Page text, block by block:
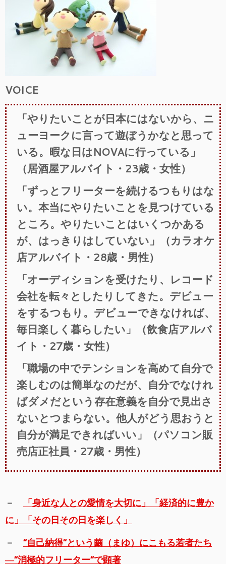
VOICE
「やりたいことが日本にはないから、ニ
ューヨークに言って遊ぼうかなと思って
いる。暇な日はNOVAに行っている」
（居酒屋アルバイト・23歳・女性）
「ずっとフリーターを続けるつもりはな
い。本当にやりたいことを見つけている
ところ。やりたいことはいくつかある
が、はっきりはしていない」（カラオケ
店アルバイト・28歳・男性）
「オーディションを受けたり、レコード
会社を転々としたりしてきた。デビュー
をするつもり。デビューできなければ、
毎日楽しく暮らしたい」（飲食店アルバ
イト・27歳・女性）
「職場の中でテンションを高めて自分で
楽しむのは簡単なのだが、自分でなけれ
ばダメだという存在意義を自分で見出さ
ないとつまらない。他人がどう思おうと
自分が満足できればいい」（パソコン販
売店正社員・27歳・男性）
－
「身近な人との愛情を大切に」「経済的に豊か
に」「その日その日を楽しく」
－ “自己納得”という繭（まゆ）にこもる若者たち
―“消極的フリーター”で顕著